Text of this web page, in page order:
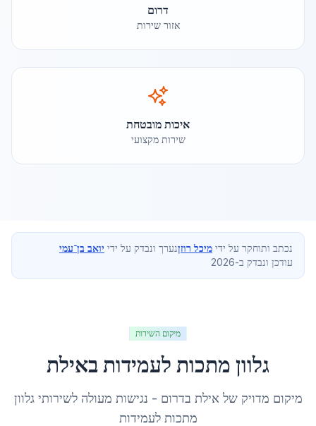
דרום
אזור שירות
איכות מובטחת
שירות מקצועי
נכתב ותוחקר על ידי מיכל רוזןנערך ונבדק על ידי יואב בן־עמי
עודכן ונבדק ב-2026
מיקום השירות
גלוון מתכות לעמידות באילת
מיקום מדויק של אילת בדרום - נגישות מעולה לשירותיגלוון
מתכות לעמידות